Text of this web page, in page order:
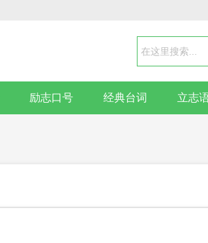
励志口号 经典台词 立志